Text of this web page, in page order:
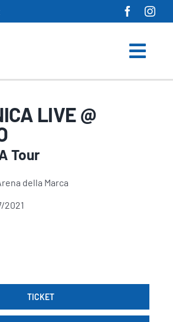
LIVE @
Tour
della Marca
2021
TICKET